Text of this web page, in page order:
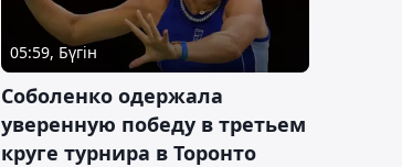
05:59, Бүгін
Соболенко одержала
уверенную победу в третьем
круге турнира в Торонто